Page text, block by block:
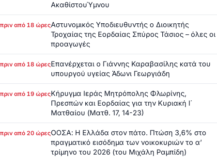
ΑκαθίστουΎμνου
πριν από 18 ώρεςΑστυνομικός Υποδιευθυντής ο Διοικητής
Τροχαίας της Εορδαίας Σπύρος Τάσιος – όλες οι
προαγωγές
πριν από 18 ώρεςΕπανέρχεται ο Γιάννης Καραβασίλης κατά του
υπουργού υγείας Άδωνι Γεωργιάδη
πριν από 19 ώρεςΚήρυγμα Ιεράς Μητρόπολης Φλωρίνης,
Πρεσπών και Εορδαίας για την Κυριακή Ι΄
Ματθαίου (Ματθ. 17, 14-23)
πριν από 20 ώρεςΟΟΣΑ: Η Ελλάδα στον πάτο. Πτώση 3,6% στο
πραγματικό εισόδημα των νοικοκυριών το α’
τρίμηνο του 2026 (του Μιχάλη Ραμπίδη)